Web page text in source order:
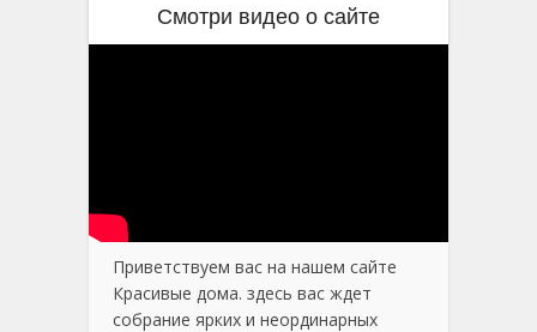
Смотри видео о сайте
Приветствуем вас на нашем сайте
Красивые дома. здесь вас ждет
собрание ярких и неординарных